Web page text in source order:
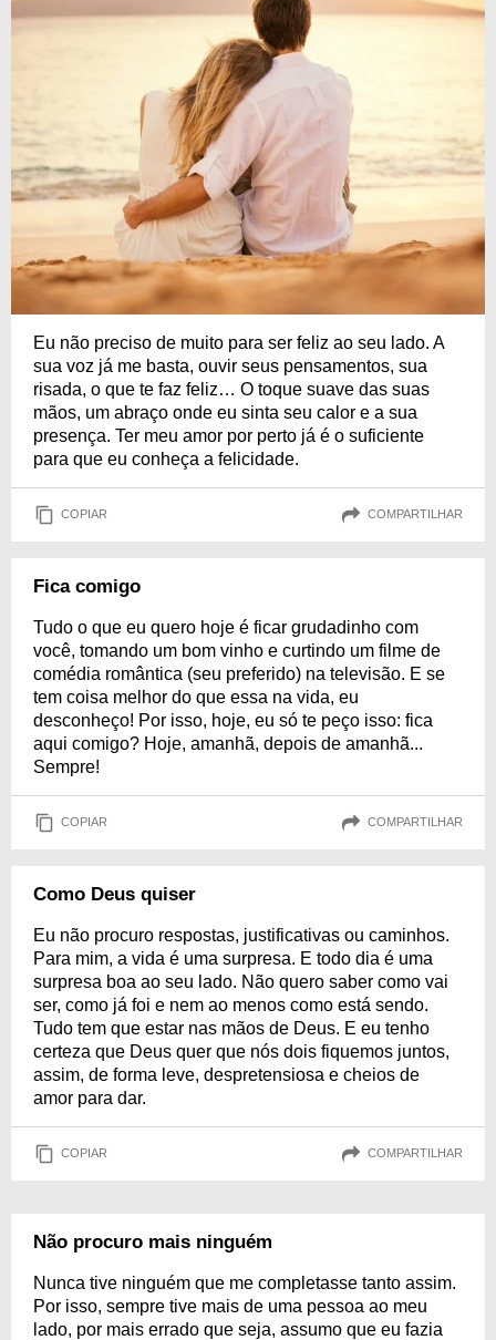
Eu não preciso de muito para ser feliz ao seu lado. A
sua voz já me basta, ouvir seus pensamentos, sua
risada, o que te faz feliz… O toque suave das suas
mãos, um abraço onde eu sinta seu calor e a sua
presença. Ter meu amor por perto já é o suficiente
para que eu conheça a felicidade.
COPIAR COMPARTILHAR
Fica comigo
Tudo o que eu quero hoje é ficar grudadinho com
você, tomando um bom vinho e curtindo um filme de
comédia romântica (seu preferido) na televisão. E se
tem coisa melhor do que essa na vida, eu
desconheço! Por isso, hoje, eu só te peço isso: fica
aqui comigo? Hoje, amanhã, depois de amanhã...
Sempre!
COPIAR COMPARTILHAR
Como Deus quiser
Eu não procuro respostas, justificativas ou caminhos.
Para mim, a vida é uma surpresa. E todo dia é uma
surpresa boa ao seu lado. Não quero saber como vai
ser, como já foi e nem ao menos como está sendo.
Tudo tem que estar nas mãos de Deus. E eu tenho
certeza que Deus quer que nós dois fiquemos juntos,
assim, de forma leve, despretensiosa e cheios de
amor para dar.
COPIAR COMPARTILHAR
Não procuro mais ninguém
Nunca tive ninguém que me completasse tanto assim.
Por isso, sempre tive mais de uma pessoa ao meu
lado, por mais errado que seja, assumo que eu fazia